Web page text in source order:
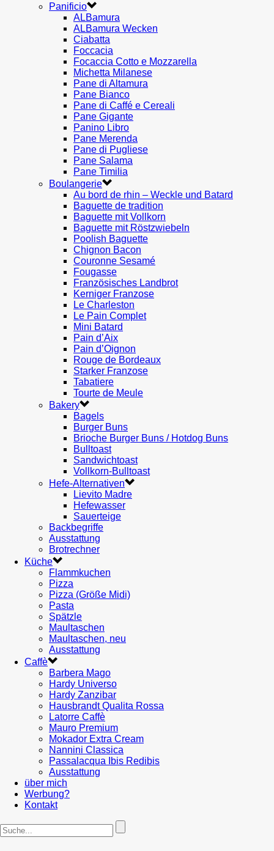
Panificio
ALBamura
ALBamura Wecken
Ciabatta
Foccacia
Focaccia Cotto e Mozzarella
Michetta Milanese
Pane di Altamura
Pane Bianco
Pane di Caffé e Cereali
Pane Gigante
Panino Libro
Pane Merenda
Pane di Pugliese
Pane Salama
Pane Timilia
Boulangerie
Au bord de rhin – Weckle und Batard
Baguette de tradition
Baguette mit Vollkorn
Baguette mit Röstzwiebeln
Poolish Baguette
Chignon Bacon
Couronne Sesamé
Fougasse
Französisches Landbrot
Kerniger Franzose
Le Charleston
Le Pain Complet
Mini Batard
Pain d’Aix
Pain d’Oignon
Rouge de Bordeaux
Starker Franzose
Tabatiere
Tourte de Meule
Bakery
Bagels
Burger Buns
Brioche Burger Buns / Hotdog Buns
Bulltoast
Sandwichtoast
Vollkorn-Bulltoast
Hefe-Alternativen
Lievito Madre
Hefewasser
Sauerteige
Backbegriffe
Ausstattung
Brotrechner
Küche
Flammkuchen
Pizza
Pizza (Größe Midi)
Pasta
Spätzle
Maultaschen
Maultaschen, neu
Ausstattung
Caffè
Barbera Mago
Hardy Universo
Hardy Zanzibar
Hausbrandt Qualita Rossa
Latorre Caffè
Mauro Premium
Mokador Extra Cream
Nannini Classica
Passalacqua Ibis Redibis
Ausstattung
über mich
Werbung?
Kontakt